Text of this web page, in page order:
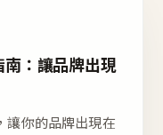
：讓品牌出現
讓你的品牌出現在